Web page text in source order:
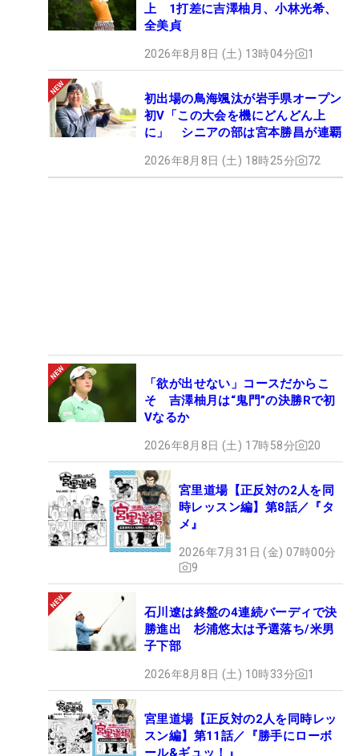
上 1打差に吉澤柚月、小林光希、
全美貞
2026年8月8日 (土) 13時04分 1
初出場の鳥海颯汰が岩手県オープン
初V「この大会を機にどんどん上
に」 シニアの部は宮本勝昌が連覇
2026年8月8日 (土) 18時25分 72
「欲が出せない」コースだからこ
そ 吉澤柚月は“鬼門”の決勝Rで初
Vなるか
2026年8月8日 (土) 17時58分 20
宮里道場【正反対の2人を同
時レッスン編】第8話／『タ
メ』
2026年7月31日 (金) 07時00分
9
石川遼は終盤の4連続バーディで決
勝進出 杉浦悠太は予選落ち/米男
子下部
2026年8月8日 (土) 10時33分 1
宮里道場【正反対の2人を同時レッ
スン編】第11話／『勝手にローボ
ール&ギュッ！』